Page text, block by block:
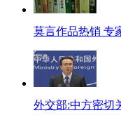
莫言作品热销 专
外交部:中方密切